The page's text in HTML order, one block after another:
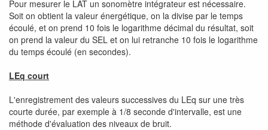
Pour mesurer le LAT un sonomètre intégrateur est nécessaire.
Soit on obtient la valeur énergétique, on la divise par le temps
écoulé, et on prend 10 fois le logarithme décimal du résultat, soit
on prend la valeur du SEL et on lui retranche 10 fois le logarithme
du temps écoulé (en secondes).
LEq court
L'enregistrement des valeurs successives du LEq sur une très
courte durée, par exemple à 1/8 seconde d'intervalle, est une
méthode d'évaluation des niveaux de bruit.